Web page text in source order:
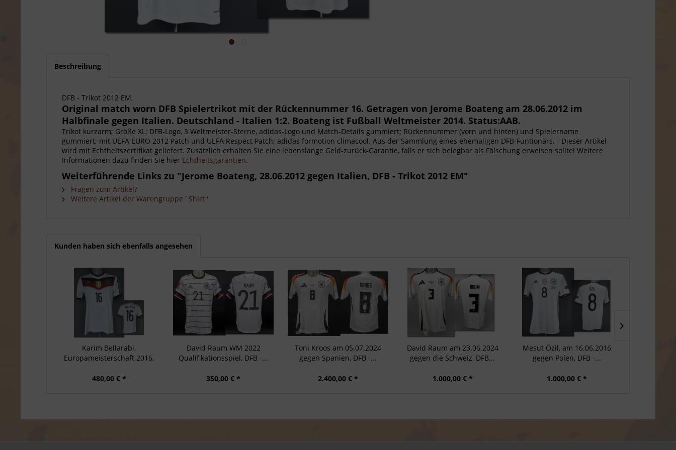
Beschreibung
DFB - Trikot 2012 EM,
Original match worn DFB Spielertrikot mit der Rückennummer 16. Getragen von Jerome Boateng am 28.06.2012 im
Halbfinale gegen Italien. Deutschland - Italien 1:2. Boateng ist Fußball Weltmeister 2014. Status:AAB.
Trikot kurzarm; Größe XL; DFB-Logo, 3 Weltmeister-Sterne, adidas-Logo und Match-Details gummiert; Rückennummer (vorn und hinten) und Spielername
gummiert; mit UEFA EURO 2012 Patch und UEFA Respect Patch; adidas formotion climacool. Aus der Sammlung eines ehemaligen DFB-Funtionärs. - Dieser Artikel
wird mit Echtheitszertifikat geliefert. Zusätzlich erhalten Sie eine lebenslange Geld-zurück-Garantie, falls er sich belegbar als Fälschung erweisen sollte! Weitere
Informationen dazu finden Sie hier Echtheitsgarantien.
Weiterführende Links zu "Jerome Boateng, 28.06.2012 gegen Italien, DFB - Trikot 2012 EM"
Fragen zum Artikel?
Weitere Artikel der Warengruppe ' Shirt '
Kunden haben sich ebenfalls angesehen
Karim Bellarabi,
Europameisterschaft 2016,
480,00 € *
David Raum WM 2022
Qualifikationsspiel, DFB -...
350,00 € *
Toni Kroos am 05.07.2024
gegen Spanien, DFB -...
2.400,00 € *
David Raum am 23.06.2024
gegen die Schweiz, DFB...
1.000,00 € *
Mesut Özil, am 16.06.2016
gegen Polen, DFB -...
1.000,00 € *